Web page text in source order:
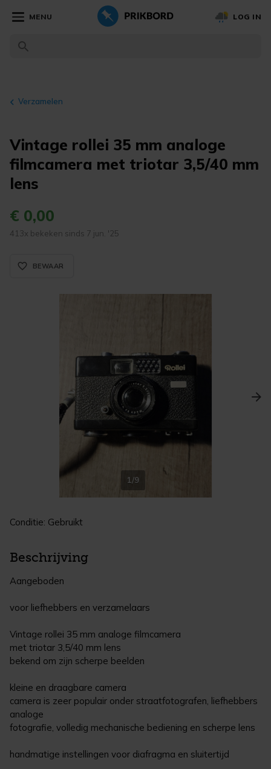
MENU LOG IN
Verzamelen
Vintage rollei 35 mm analoge
filmcamera met triotar 3,5/40 mm
lens
€ 0,00
413x bekeken sinds 7 jun. '25
favorite_border_rounded
BEWAAR
1/9
Conditie: Gebruikt
Beschrijving
Aangeboden
voor liefhebbers en verzamelaars
Vintage rollei 35 mm analoge filmcamera
met triotar 3,5/40 mm lens
bekend om zijn scherpe beelden
kleine en draagbare camera
camera is zeer populair onder straatfotografen, liefhebbers
analoge
fotografie, volledig mechanische bediening en scherpe lens
handmatige instellingen voor diafragma en sluitertijd